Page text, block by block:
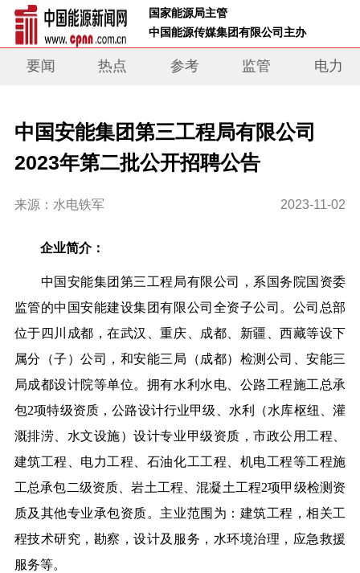
国家能源局主管
中国能源传媒集团有限公司主办
要闻 热点 参考 监管 电力
中国安能集团第三工程局有限公司
2023年第二批公开招聘公告
来源：水电铁军 2023-11-02
企业简介：
中国安能集团第三工程局有限公司，系国务院国资委
监管的中国安能建设集团有限公司全资子公司。 公司总部
位于四川成都，在武汉、重庆、成都、新疆、西藏等设下
属分（子）公司，和安能三局（成都）检测公司、安能三
局成都设计院等单位。拥有水利水电、公路工程施工总承
包2项特级资质，公路设计行业甲级、水利（水库枢纽、灌
溉排涝、水文设施）设计专业甲级资质，市政公用工程、
建筑工程、电力工程、石油化工工程、机电工程等工程施
工总承包二级资质、岩土工程、混凝土工程2项甲级检测资
质及其他专业承包资质。主业范围为：建筑工程，相关工
程技术研究，勘察，设计及服务，水环境治理，应急救援
服务等。